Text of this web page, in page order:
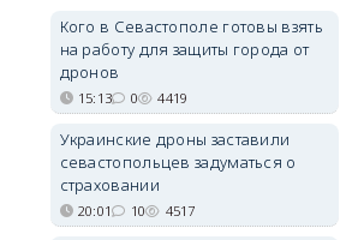
Кого в Севастополе готовы взять
на работу для защиты города от
дронов
15:13 0 4419
Украинские дроны заставили
севастопольцев задуматься о
страховании
20:01 10 4517